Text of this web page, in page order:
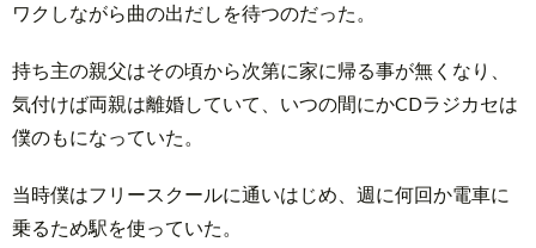
ワクしながら曲の出だしを待つのだった。
持ち主の親父はその頃から次第に家に帰る事が無くなり、
気付けば両親は離婚していて、いつの間にかCDラジカセは
僕のもになっていた。
当時僕はフリースクールに通いはじめ、週に何回か電車に
乗るため駅を使っていた。